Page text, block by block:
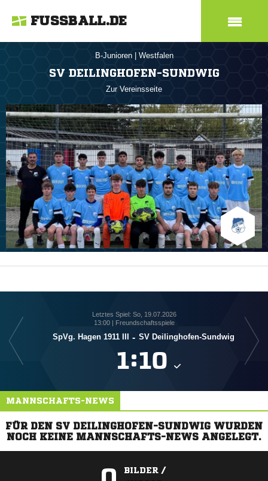
FUSSBALL.DE
B-Junioren Westfalen
SV DEILINGHOFEN-SUNDWIG
Zur Vereinsseite
Letztes Spiel: So, 19.07.2026
13:00 | Freundschaftsspiele
SpVg. Hagen 1911 III - SV Deilinghofen-Sundwig
:
MANNSCHAFTS-NEWS
FÜR DEN SV DEILINGHOFEN-SUNDWIG WURDEN
NOCH KEINE MANNSCHAFTS-NEWS ANGELEGT.
BILDER /